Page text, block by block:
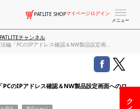
メニュー
PATLITE SHOPマイページログイン
PATLITEチャンネル
のIPアドレス確認＆NW製品設定画面へのログイン方法」
PCのIPアドレス確認＆NW製品設定画面へのロ